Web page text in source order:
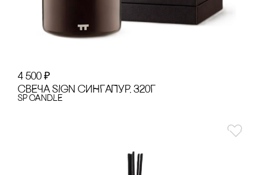
4 500 ₽
сВЕЧА SIGN сИНГАПУР, 320Г
SP CANDLE